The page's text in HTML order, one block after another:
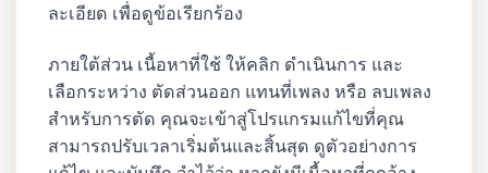
ละเอียด เพื่อดูข้อเรียกร้อง
ภายใต้ส่วน เนื้อหาที่ใช้ ให้คลิก ดำเนินการ และ
เลือกระหว่าง ตัดส่วนออก แทนที่เพลง หรือ ลบเพลง
สำหรับการตัด คุณจะเข้าสู่โปรแกรมแก้ไขที่คุณ
สามารถปรับเวลาเริ่มต้นและสิ้นสุด ดูตัวอย่างการ